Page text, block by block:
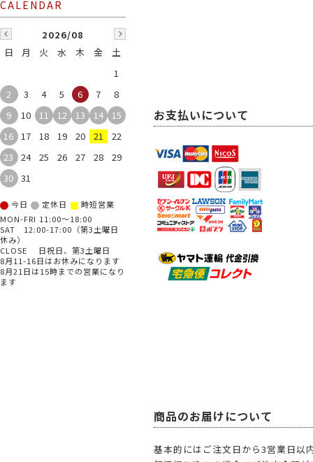
お支払いについて
商品のお届けについて
基本的にはご注文日から3営業日以
2026/08
日
月 火 水 木 金
土
1
2
3 4 5 6 7
8
9
10 11 12 13 14
15
16
17 18 19 20 21
22
23
24 25 26 27 28
29
30
31
今日 定休日 ■ 時短営業
MON-FRI 11:00～18:00
SAT 12:00-17:00（第3土曜日
休み）
CLOSE 日祝日、第3土曜日
8月11-16日はお休みになります
8月21日は15時までの営業になり
ます